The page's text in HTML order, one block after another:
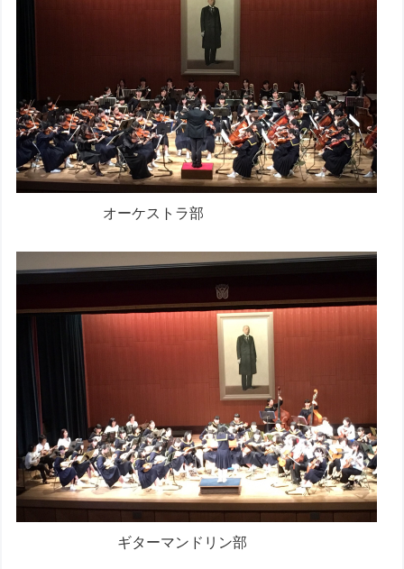
オーケストラ部
ギターマンドリン部